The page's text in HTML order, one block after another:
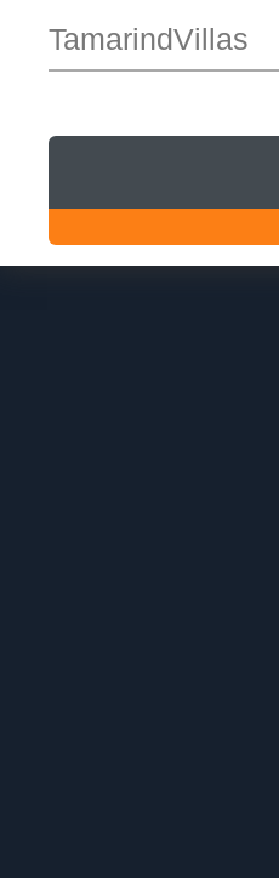
TamarindVillas